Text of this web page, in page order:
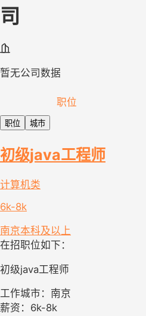
司
暂无公司数据
职位
职位 城市
初级java工程师
计算机类
6k-8k
南京本科及以上
在招职位如下：
初级java工程师
工作城市：南京
薪资：6k-8k